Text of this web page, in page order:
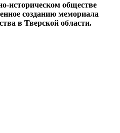
историческом обществе
созданию мемориала
в Тверской области.